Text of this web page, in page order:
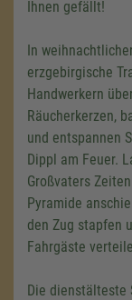
Ihnen gefällt!
In
erzgebirgische
Handwerkern
Räucherkerzen,
und entspannen
Dippl am Feuer.
Großvaters
Pyramide
den Zug stapfen
Fahrgäste
Die dienstälteste